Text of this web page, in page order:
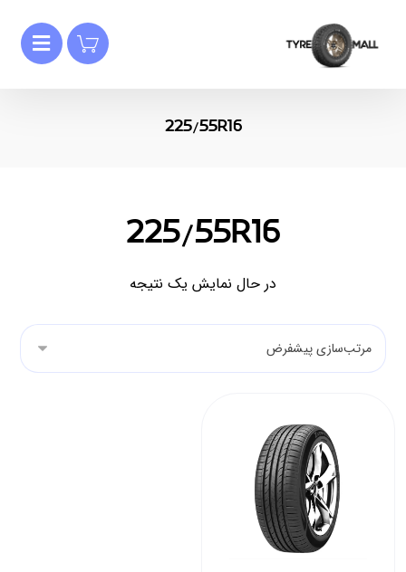
225/55R16
225/55R16
در حال نمایش یک نتیجه